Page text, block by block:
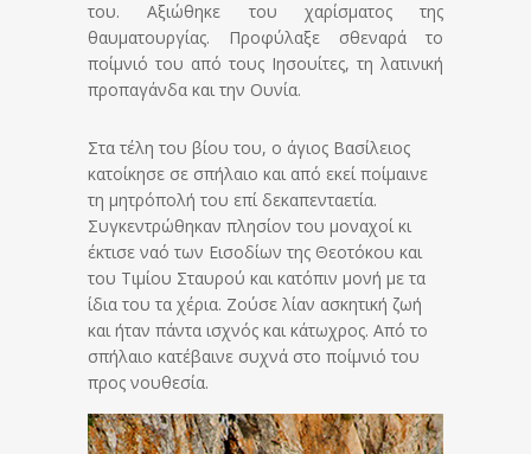
του. Αξιώθηκε του χαρίσματος της
θαυματουργίας. Προφύλαξε σθεναρά το
ποίμνιό του από τους Ιησουίτες, τη λατινική
προπαγάνδα και την Ουνία.
Στα τέλη του βίου του, ο άγιος Βασίλειος
κατοίκησε σε σπήλαιο και από εκεί ποίμαινε
τη μητρόπολή του επί δεκαπενταετία.
Συγκεντρώθηκαν πλησίον του μοναχοί κι
έκτισε ναό των Εισοδίων της Θεοτόκου και
του Τιμίου Σταυρού και κατόπιν μονή με τα
ίδια του τα χέρια. Ζούσε λίαν ασκητική ζωή
και ήταν πάντα ισχνός και κάτωχρος. Από το
σπήλαιο κατέβαινε συχνά στο ποίμνιό του
προς νουθεσία.